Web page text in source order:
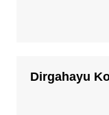
Dirgahayu